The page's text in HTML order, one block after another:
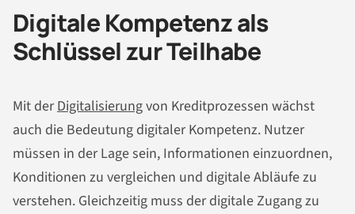
Digitale Kompetenz als
Schlüssel zur Teilhabe
Mit derDigitalisierungvon Kreditprozessen wächst
auch die Bedeutung digitaler Kompetenz. Nutzer
müssen in der Lage sein, Informationen einzuordnen,
Konditionen zu vergleichen und digitale Abläufe zu
verstehen. Gleichzeitig muss der digitale Zugang zu